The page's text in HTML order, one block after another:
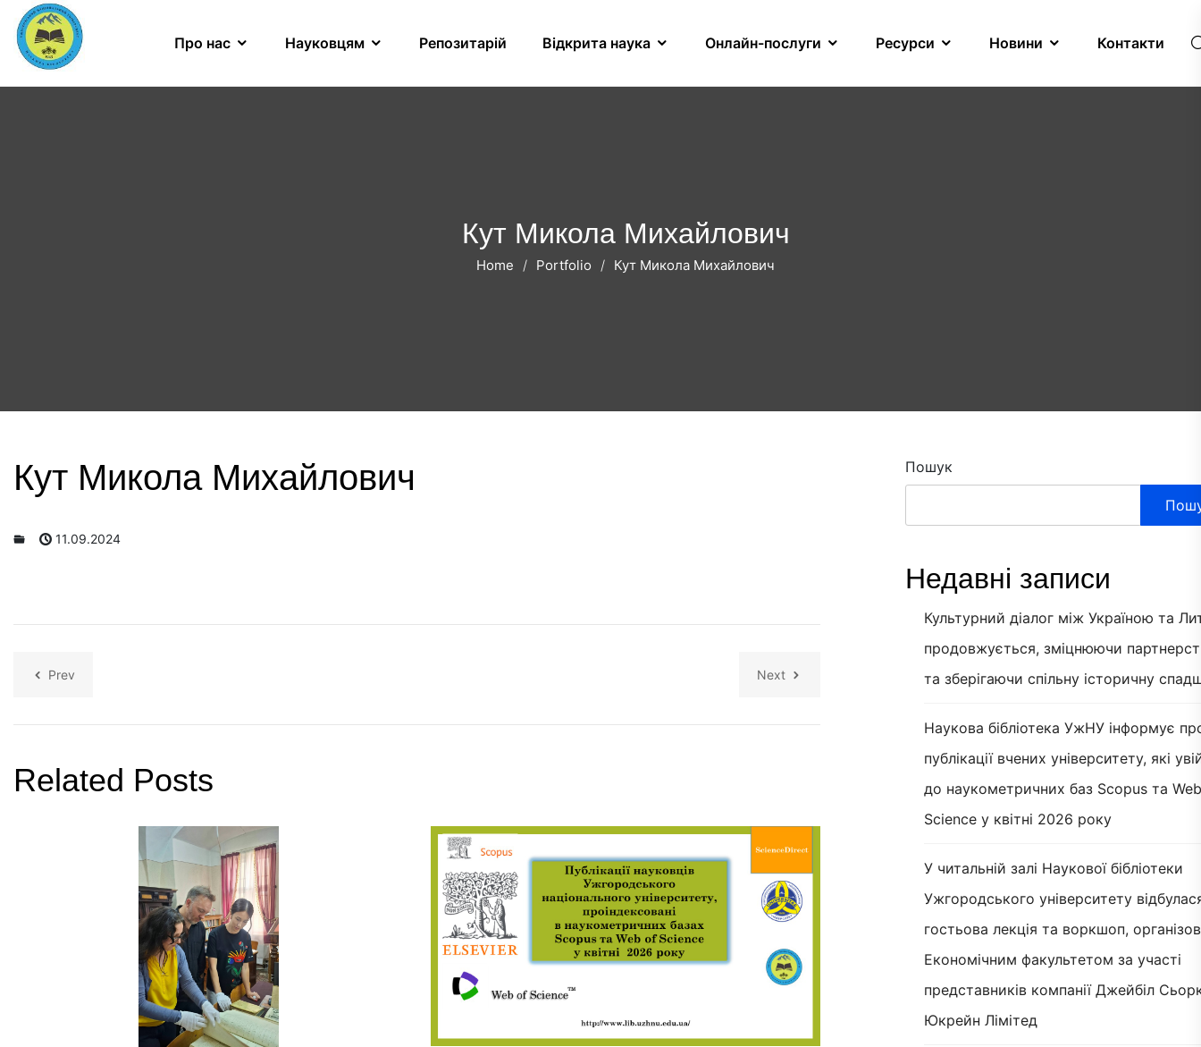
Про нас Науковцям Репозитарій Відкрита наука Онлайн-послуги Ресурси Новини Контакти
Кут Микола Михайлович
Home Portfolio Кут Микола Михайлович
Пошук
Недавні записи
Культурний діалог між Україною та
продовжується, зміцнюючи
та зберігаючи спільну історичну
Наукова бібліотека УжНУ інформує
публікації вчених університету, які
до наукометричних баз Scopus та
Science у квітні 2026 року
У читальній залі Наукової бібліотеки
Ужгородського університету
гостьова лекція та воркшоп,
Економічним факультетом за участі
представників компанії Джейбіл
Юкрейн Лімітед
Кут Микола Михайлович
11.09.2024
Prev Next
Related Posts